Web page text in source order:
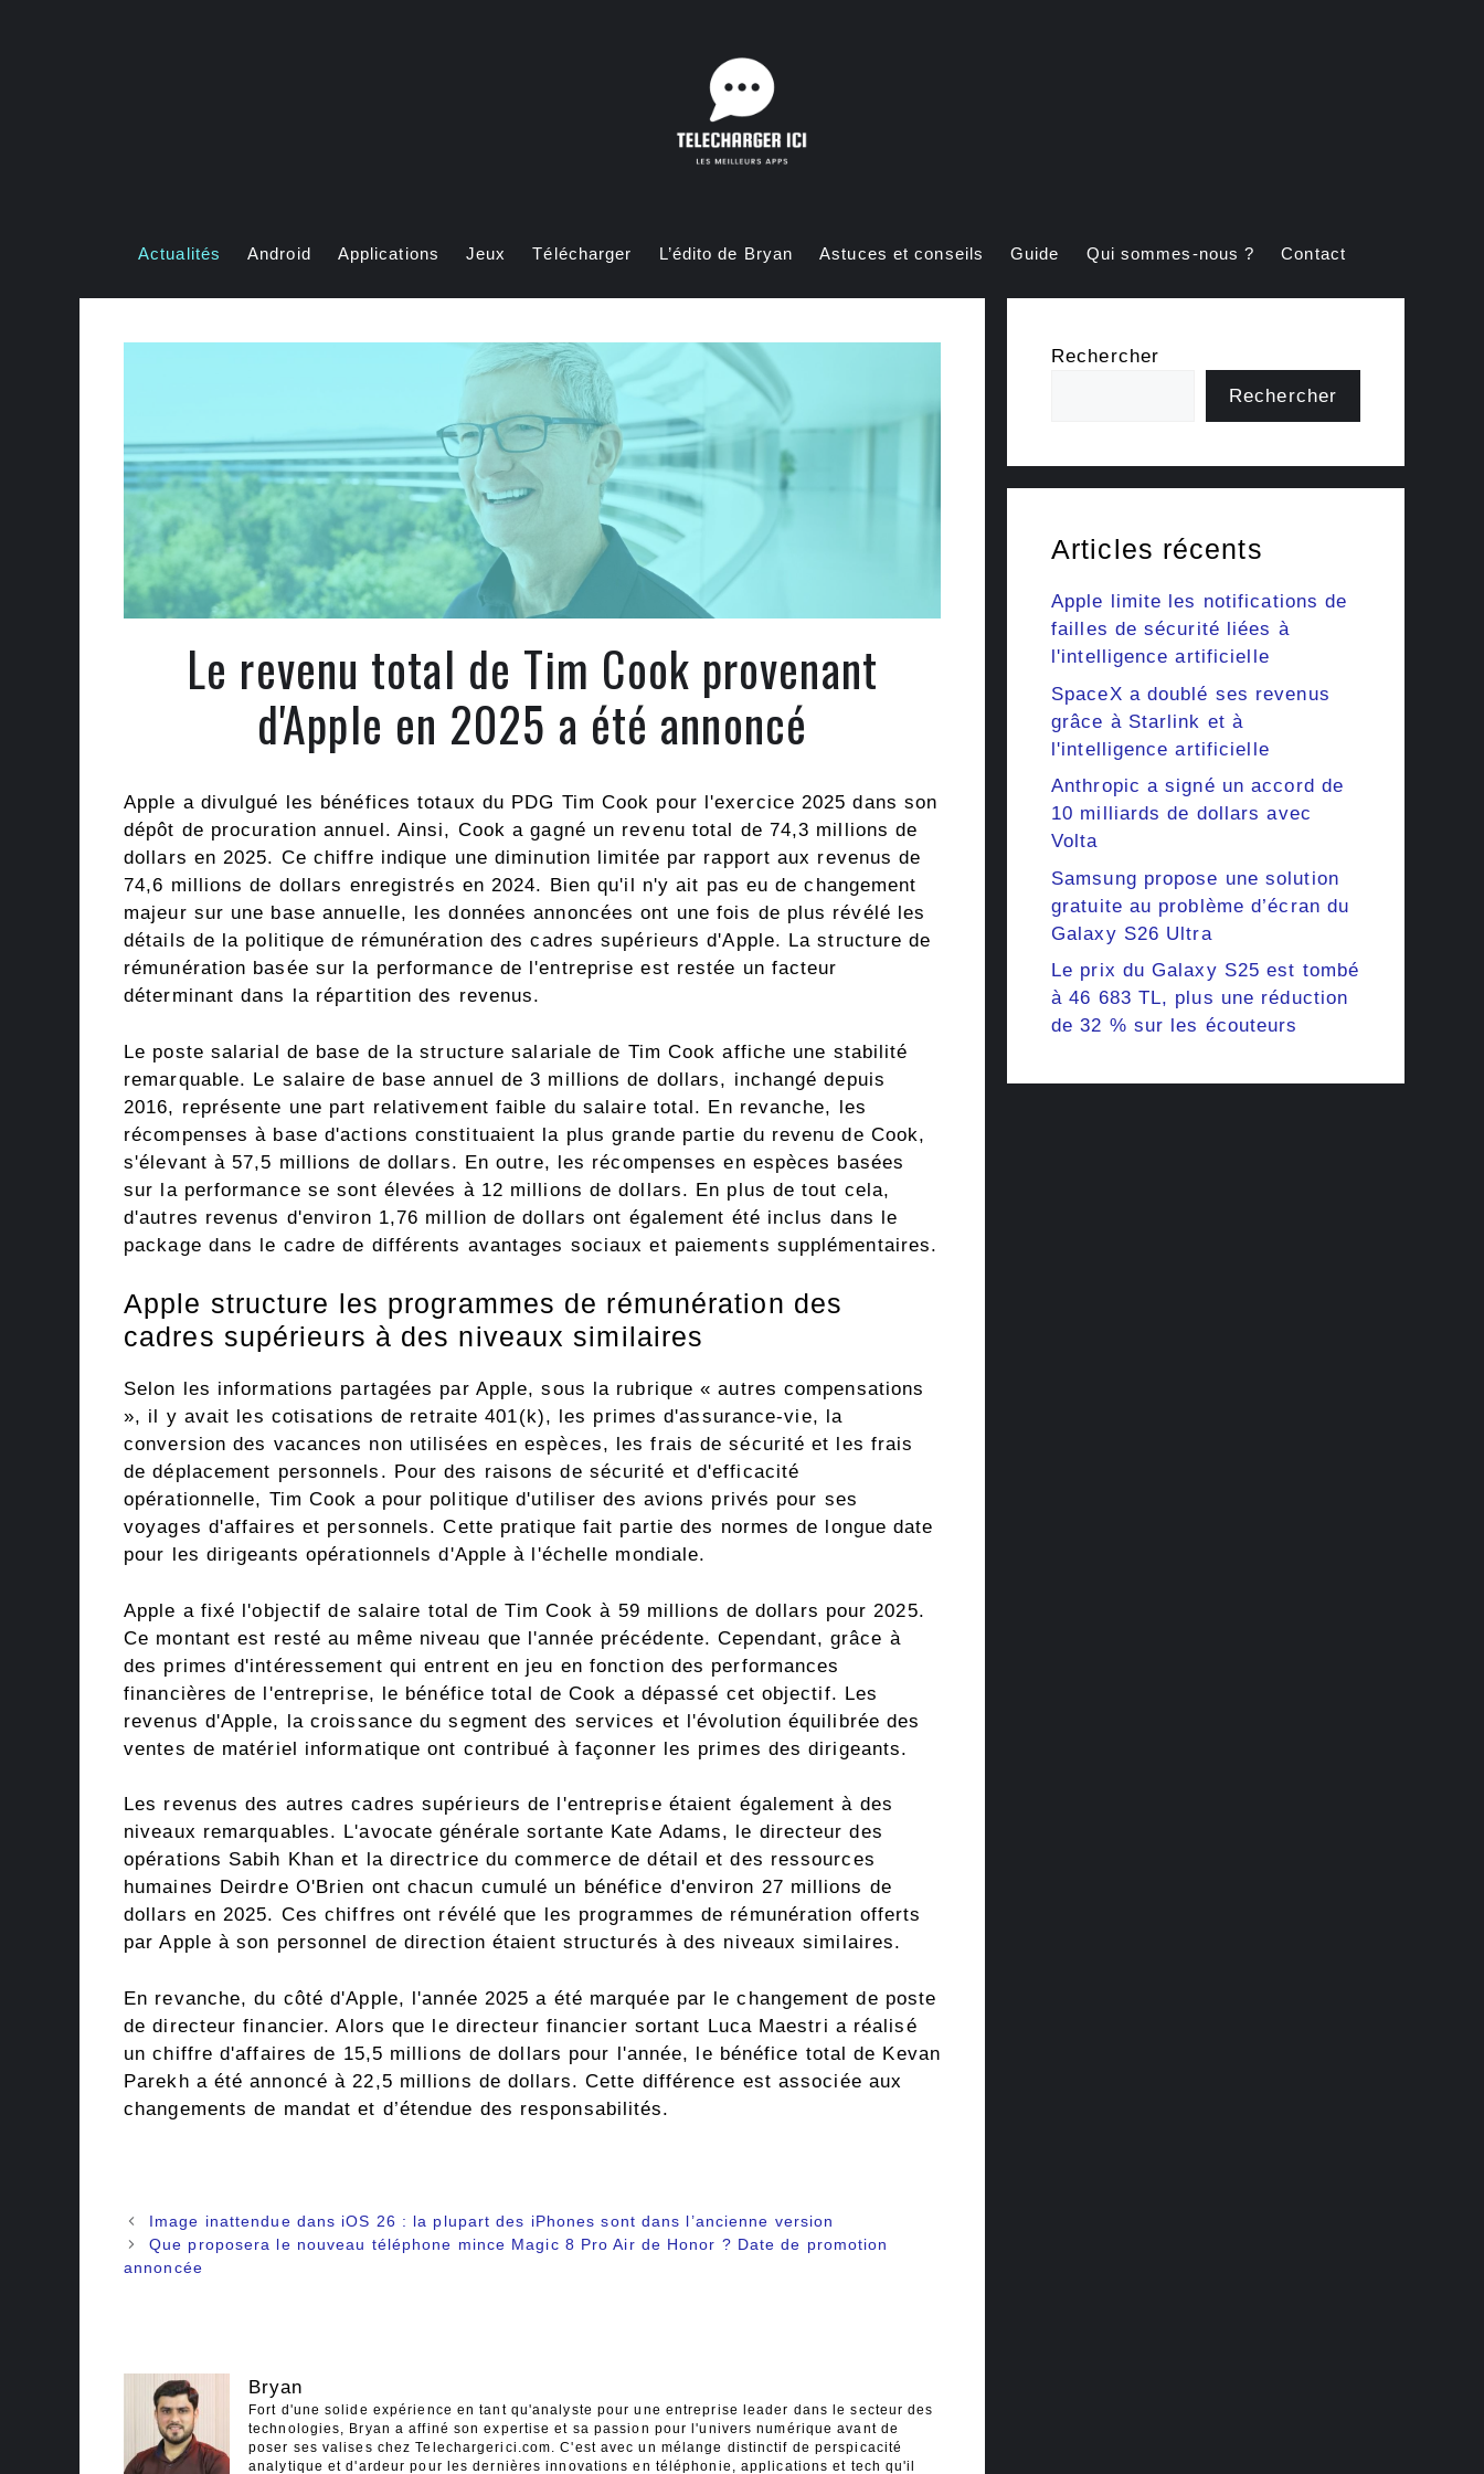
Actualités Android Applications Jeux Télécharger L’édito de Bryan Astuces et conseils Guide Qui sommes-nous ? Contact
Le revenu total de Tim Cook provenant
d'Apple en 2025 a été annoncé
Apple a divulgué les bénéfices totaux du PDG Tim Cook pour l'exercice 2025 dans son
dépôt de procuration annuel. Ainsi, Cook a gagné un revenu total de 74,3 millions de
dollars en 2025. Ce chiffre indique une diminution limitée par rapport aux revenus de
74,6 millions de dollars enregistrés en 2024. Bien qu'il n'y ait pas eu de changement
majeur sur une base annuelle, les données annoncées ont une fois de plus révélé les
détails de la politique de rémunération des cadres supérieurs d'Apple. La structure de
rémunération basée sur la performance de l'entreprise est restée un facteur
déterminant dans la répartition des revenus.
Le poste salarial de base de la structure salariale de Tim Cook affiche une stabilité
remarquable. Le salaire de base annuel de 3 millions de dollars, inchangé depuis
2016, représente une part relativement faible du salaire total. En revanche, les
récompenses à base d'actions constituaient la plus grande partie du revenu de Cook,
s'élevant à 57,5 ​​millions de dollars. En outre, les récompenses en espèces basées
sur la performance se sont élevées à 12 millions de dollars. En plus de tout cela,
d'autres revenus d'environ 1,76 million de dollars ont également été inclus dans le
package dans le cadre de différents avantages sociaux et paiements supplémentaires.
Apple structure les programmes de rémunération des
cadres supérieurs à des niveaux similaires
Selon les informations partagées par Apple, sous la rubrique « autres compensations
», il y avait les cotisations de retraite 401(k), les primes d'assurance-vie, la
conversion des vacances non utilisées en espèces, les frais de sécurité et les frais
de déplacement personnels. Pour des raisons de sécurité et d'efficacité
opérationnelle, Tim Cook a pour politique d'utiliser des avions privés pour ses
voyages d'affaires et personnels. Cette pratique fait partie des normes de longue date
pour les dirigeants opérationnels d'Apple à l'échelle mondiale.
Apple a fixé l'objectif de salaire total de Tim Cook à 59 millions de dollars pour 2025.
Ce montant est resté au même niveau que l'année précédente. Cependant, grâce à
des primes d'intéressement qui entrent en jeu en fonction des performances
financières de l'entreprise, le bénéfice total de Cook a dépassé cet objectif. Les
revenus d'Apple, la croissance du segment des services et l'évolution équilibrée des
ventes de matériel informatique ont contribué à façonner les primes des dirigeants.
Les revenus des autres cadres supérieurs de l'entreprise étaient également à des
niveaux remarquables. L'avocate générale sortante Kate Adams, le directeur des
opérations Sabih Khan et la directrice du commerce de détail et des ressources
humaines Deirdre O'Brien ont chacun cumulé un bénéfice d'environ 27 millions de
dollars en 2025. Ces chiffres ont révélé que les programmes de rémunération offerts
par Apple à son personnel de direction étaient structurés à des niveaux similaires.
En revanche, du côté d'Apple, l'année 2025 a été marquée par le changement de poste
de directeur financier. Alors que le directeur financier sortant Luca Maestri a réalisé
un chiffre d'affaires de 15,5 millions de dollars pour l'année, le bénéfice total de Kevan
Parekh a été annoncé à 22,5 millions de dollars. Cette différence est associée aux
changements de mandat et d’étendue des responsabilités.
Navigation
des
articles
Image inattendue dans iOS 26 : la plupart des iPhones sont dans l’ancienne version
Que proposera le nouveau téléphone mince Magic 8 Pro Air de Honor ? Date de promotion
annoncée
Bryan
Fort d'une solide expérience en tant qu'analyste pour une entreprise leader dans le secteur des
technologies, Bryan a affiné son expertise et sa passion pour l'univers numérique avant de
poser ses valises chez Telechargerici.com. C'est avec un mélange distinctif de perspicacité
analytique et d'ardeur pour les dernières innovations en téléphonie, applications et tech qu'il
Rechercher
Rechercher
Articles récents
Apple limite les notifications de
failles de sécurité liées à
l'intelligence artificielle
SpaceX a doublé ses revenus
grâce à Starlink et à
l'intelligence artificielle
Anthropic a signé un accord de
10 milliards de dollars avec
Volta
Samsung propose une solution
gratuite au problème d’écran du
Galaxy S26 Ultra
Le prix du Galaxy S25 est tombé
à 46 683 TL, plus une réduction
de 32 % sur les écouteurs